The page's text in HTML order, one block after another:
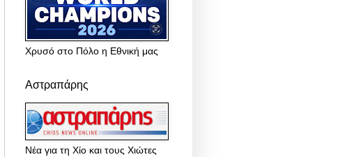
Χρυσό στο Πόλο η Εθνική μας
Αστραπάρης
Νέα για τη Χίο και τους Χιώτες